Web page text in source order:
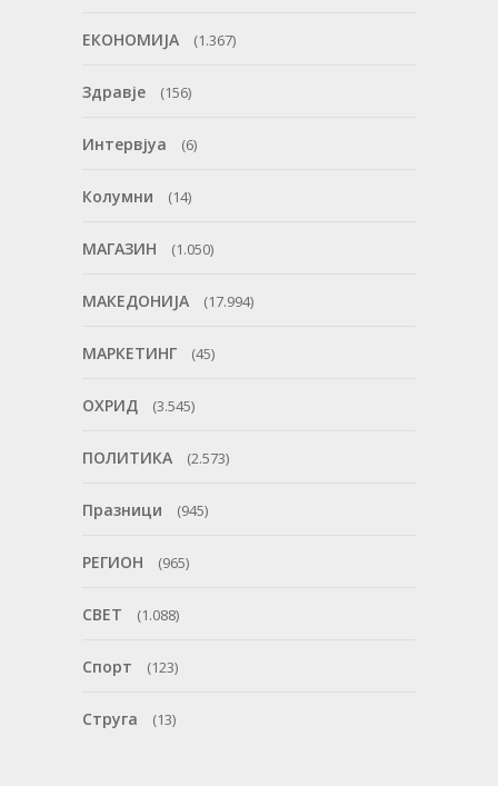
ЕКОНОМИЈА (1.367)
Здравје (156)
Интервјуа (6)
Колумни (14)
МАГАЗИН (1.050)
МАКЕДОНИЈА (17.994)
МАРКЕТИНГ (45)
ОХРИД (3.545)
ПОЛИТИКА (2.573)
Празници (945)
РЕГИОН (965)
СВЕТ (1.088)
Спорт (123)
Струга (13)